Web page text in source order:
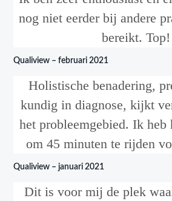
nog niet eerder bij andere
bereikt. Top!
Qualiview – februari 2021
Holistische benadering,
kundig in diagnose, kijkt
het probleemgebied. Ik heb
om 45 minuten te rijden
Qualiview – januari 2021
Dit is voor mij de plek